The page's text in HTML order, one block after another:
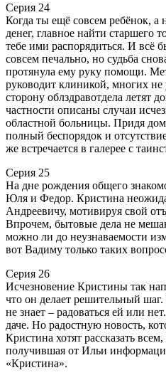
Серия 24
Когда ты ещё совсем ребёнок, а
денег, главное найти старшего
тебе ими распорядиться. И всё
совсем печально, но судьба
протянула ему руку помощи.
руководит клиникой, многих не
сторону облздравотдела летят
частности описаны случаи
областной больницы. Придя
полный беспорядок и
же встречается в галерее с
Серия 25
На дне рождения общего
Юля и Федор. Кристина
Андреевичу, мотивируя свой
Впрочем, бытовые дела не
можно ли до неузнаваемости
вот Вадиму только таких
Серия 26
Исчезновение Кристины так
что он делает решительный
не знает – радоваться ей или
даче. Но радостную новость,
Кристина хотят рассказать
получившая от Ильи
«Кристина».